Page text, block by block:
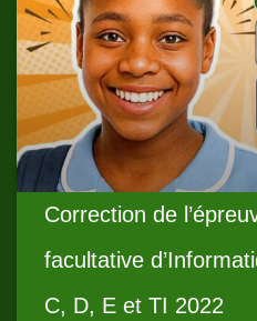
Correction de
facultative
C, D, E et TI 2022